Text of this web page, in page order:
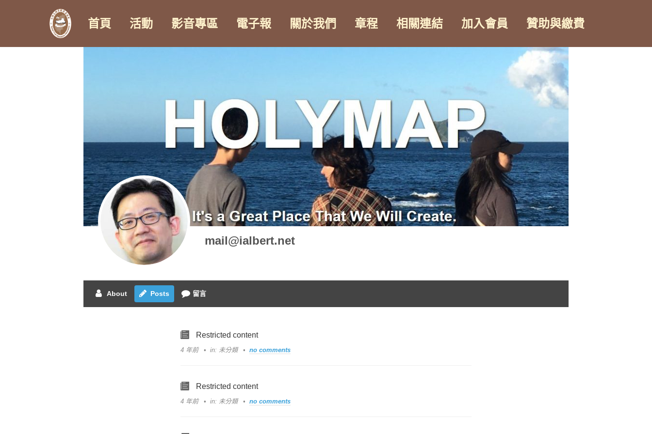
首頁 活動 影音專區 電子報 關於我們 章程 相關連結 加入會員 贊助與繳費
mail@ialbert.net
About Posts 留言
Restricted content
4 年前 in: 未分類 no comments
Restricted content
4 年前 in: 未分類 no comments